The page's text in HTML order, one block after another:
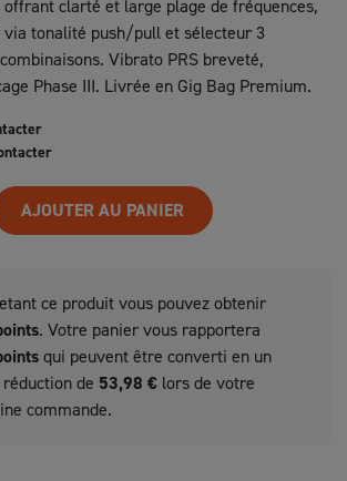
clarté et large plage de fréquences,
via tonalité push/pull et sélecteur 3
Vibrato PRS breveté,
Phase III. Livrée en Gig Bag Premium.
AJOUTER AU PANIER
ce produit vous pouvez obtenir
. Votre panier vous rapportera
qui peuvent être converti en un
de 53,98 €lors de votre
commande.